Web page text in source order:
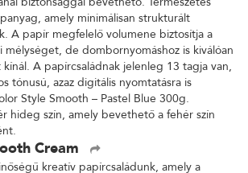
amely minimálisan strukturált
A papír megfelelő volumene biztosítja a
de dombornyomáshoz is kiválóan
kínál. A papírcsaládnak jelenleg 13 tagja van,
tónusú, azaz digitális nyomtatásra is
Style Smooth – Pastel Blue 300g.
hideg szín, amely bevethető a fehér szín
Cream
kreatív papírcsaládunk, amely a